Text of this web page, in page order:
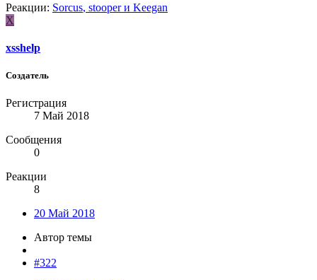
Реакции: Sorcus, stooperи Keegan
X
xsshelp
Создатель
Регистрация
7 Май 2018
Сообщения
0
Реакции
8
20 Май 2018
Автор темы
#322